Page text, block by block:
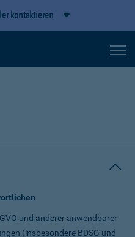
kontaktieren
und anderer anwendbarer
(insbesondere BDSG und